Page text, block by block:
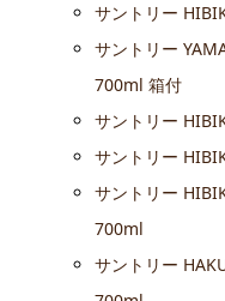
サントリー
サントリー
700ml 箱付
サントリー
サントリー
サントリー
700ml
サントリー